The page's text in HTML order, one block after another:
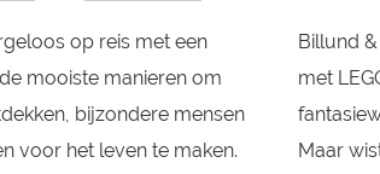
op reis met een
mooiste manieren om
bijzondere mensen
voor het leven te maken.
Billund
met
Maar